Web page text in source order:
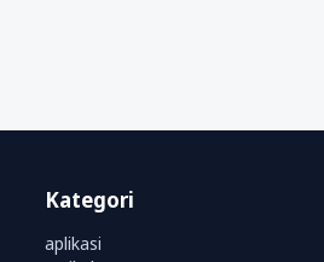
Kategori
aplikasi